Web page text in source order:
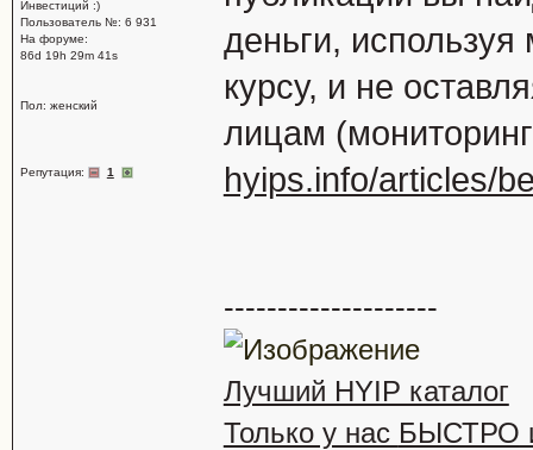
Инвестиций :)
Пользователь №: 6 931
На форуме:
86d 19h 29m 41s
Пол: женский
Репутация: 1
деньги,
курсу, и не
лицам
hyips.info/articles/
--------------------
Лучший HYIP каталог
Только у нас БЫСТРО